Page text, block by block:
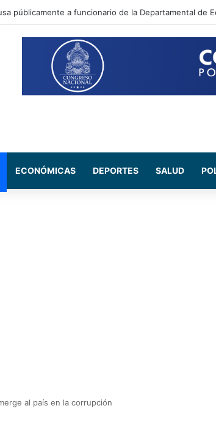
Maribel Espinoza arremete contra el expresidente
ECONÓMICAS DEPORTES SALUD
al país en la corrupción